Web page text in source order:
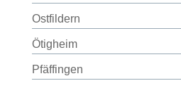
Ostfildern
Ötigheim
Pfäffingen